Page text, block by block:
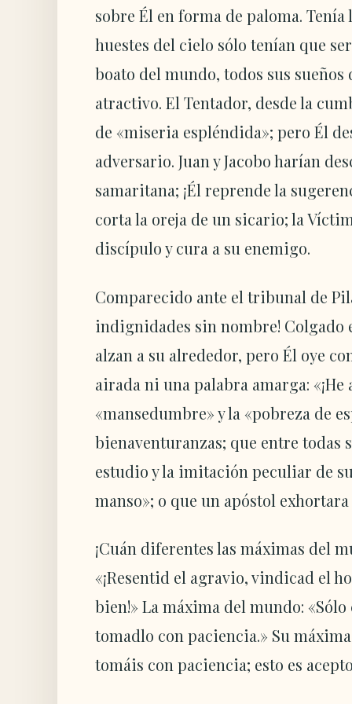
sobre Él en forma de paloma.
huestes del cielo sólo tenían que
boato del mundo, todos sus
atractivo. El Tentador, desde la
de «miseria espléndida»; pero Él
adversario. Juan y Jacobo harían
samaritana; ¡Él reprende la
corta la oreja de un sicario; la
discípulo y cura a su enemigo.
Comparecido ante el tribunal de
indignidades sin nombre! Colgado
alzan a su alrededor, pero Él oye
airada ni una palabra amarga:
«mansedumbre» y la «pobreza de
bienaventuranzas; que entre todas
estudio y la imitación peculiar de
manso»; o que un apóstol
¡Cuán diferentes las máximas del
«¡Resentid el agravio, vindicad el
bien!» La máxima del mundo:
tomadlo con paciencia.» Su
tomáis con paciencia; esto es acepto